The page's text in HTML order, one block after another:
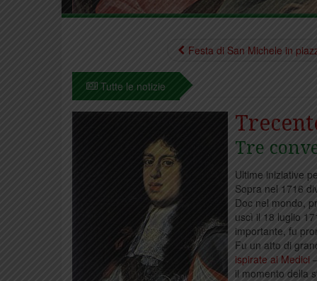
Festa di San Michele in
Tutte le notizie
Tre
Ultime iniziative
Sopra nel 1716
Doc nel mondo,
uscì il 18 luglio
importante, fu
Fu un atto di
ispirate ai Medici
il momento della